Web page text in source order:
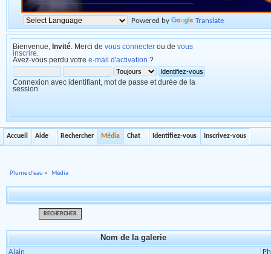
Powered by Translate
Bienvenue, Invité . Merci de vous connecter ou de vous
inscrire
Avez-vous perdu votre e-mail d'activation ?
Connexion avec identifiant, mot de passe et durée de la
session
Accueil Aide Rechercher Média Chat Identifiez-vous Inscrivez-vous
Plume d'eau » Média
RECHERCHER
Nom de la galerie
Alain